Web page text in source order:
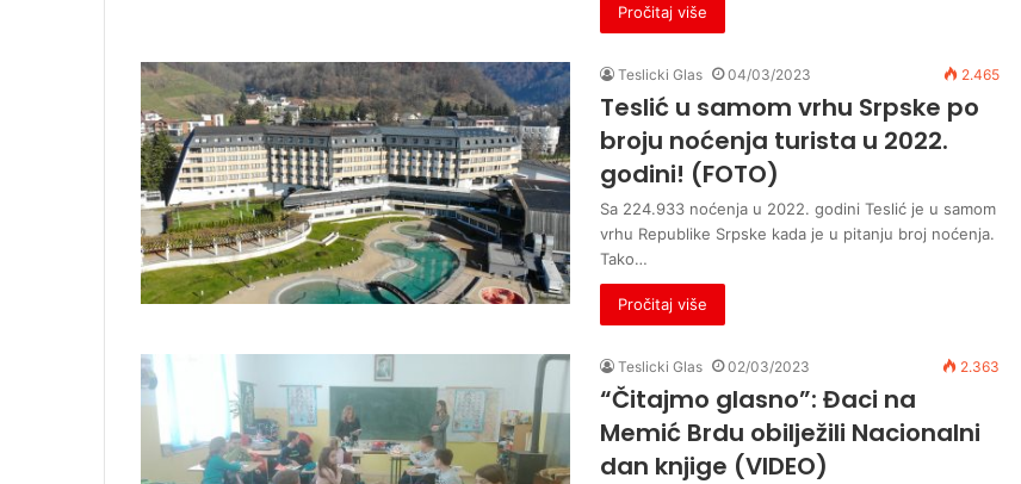
Pročitaj više
Teslicki Glas 04/03/2023 2.465
Teslić u samom vrhu Srpske po
broju noćenja turista u 2022.
godini! (FOTO)
Sa 224.933 noćenja u 2022. godini Teslić je u samom
vrhu Republike Srpske kada je u pitanju broj noćenja.
Tako…
Pročitaj više
Teslicki Glas 02/03/2023 2.363
“Čitajmo glasno”: Đaci na
Memić Brdu obilježili Nacionalni
dan knjige (VIDEO)